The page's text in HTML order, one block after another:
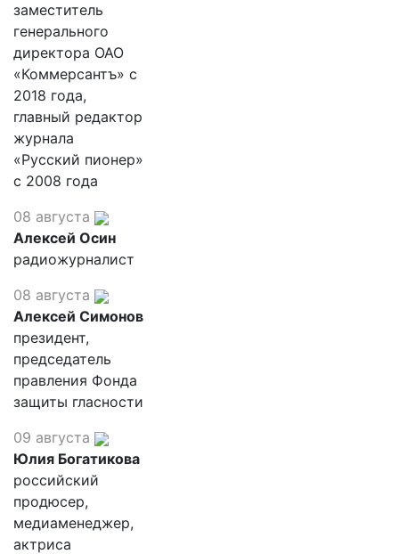
заместитель
генерального
директора ОАО
«Коммерсантъ» с
2018 года,
главный редактор
журнала
«Русский пионер»
с 2008 года
08 августа
Алексей Осин
радиожурналист
08 августа
Алексей Симонов
президент,
председатель
правления Фонда
защиты гласности
09 августа
Юлия Богатикова
российский
продюсер,
медиаменеджер,
актриса